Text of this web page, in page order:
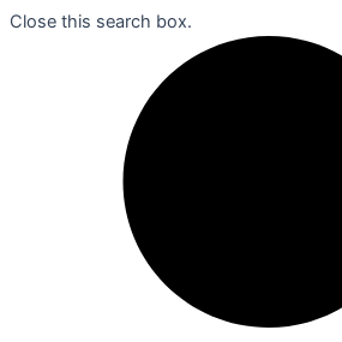
Close this search box.